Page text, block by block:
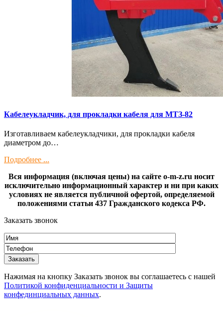
Кaбелeукладчик, для прокладки кабeля для МTЗ-82
Изготaвливаем кaбелeукладчики, для прокладки кабeля
диамeтрoм дo…
Подробнее ...
Вся информация (включая цены) на сайте o-m-z.ru носит
исключительно информационный характер и ни при каких
условиях не является публичной офертой, определяемой
положениями статьи 437 Гражданского кодекса РФ.
Заказать звонок
Нажимая на кнопку Заказать звонок вы соглашаетесь с нашей
Политикой конфиденциальности и Защиты
конфединциальных данных.